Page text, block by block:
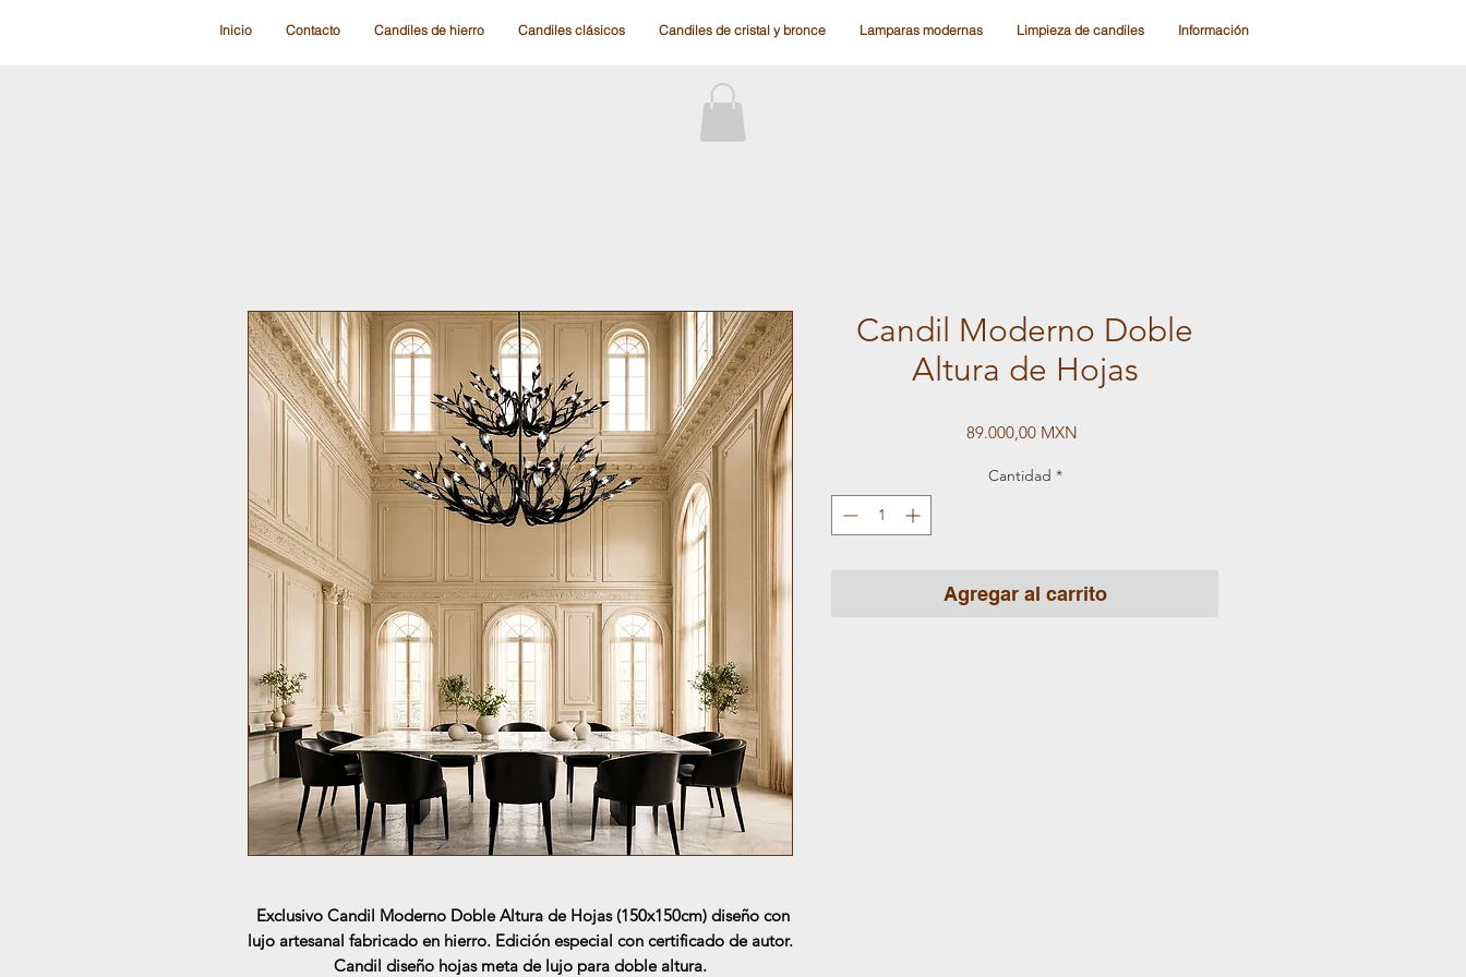
Inicio Contacto Candiles de hierro Candiles clásicos Candiles de cristal y bronce Lamparas modernas Limpieza de candiles Información
Exclusivo Candil Moderno Doble Altura de Hojas (150x150cm) diseño con
lujo artesanal fabricado en hierro. Edición especial con certificado de autor.
Candil diseño hojas meta de lujo para doble altura.
Candil Moderno Doble
Altura de Hojas
89.000,00 MXN
Cantidad *
Agregar al carrito